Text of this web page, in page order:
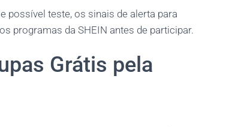
possível teste, os sinais de alerta para
programas da SHEIN antes de participar.
Grátis pela